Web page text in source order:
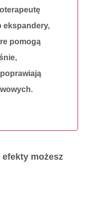
ekspandery,
pomogą
możesz